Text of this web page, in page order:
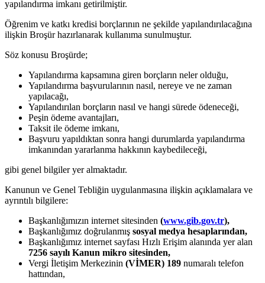
yapılandırma imkanı getirilmiştir.
Öğrenim ve katkı kredisi borçlarının ne şekilde yapılandırılacağına
ilişkin Broşür hazırlanarak kullanıma sunulmuştur.
Söz konusu Broşürde;
Yapılandırma kapsamına giren borçların neler olduğu,
Yapılandırma başvurularının nasıl, nereye ve ne zaman
yapılacağı,
Yapılandırılan borçların nasıl ve hangi sürede ödeneceği,
Peşin ödeme avantajları,
Taksit ile ödeme imkanı,
Başvuru yapıldıktan sonra hangi durumlarda yapılandırma
imkanından yararlanma hakkının kaybedileceği,
gibi genel bilgiler yer almaktadır.
Kanunun ve Genel Tebliğin uygulanmasına ilişkin açıklamalara ve
ayrıntılı bilgilere:
Başkanlığımızın internet sitesinden (www.gib.gov.tr),
Başkanlığımız doğrulanmış sosyal medya hesaplarından,
Başkanlığımız internet sayfası Hızlı Erişim alanında yer alan
7256 sayılı Kanun mikro sitesinden,
Vergi İletişim Merkezinin (VİMER) 189 numaralı telefon
hattından,